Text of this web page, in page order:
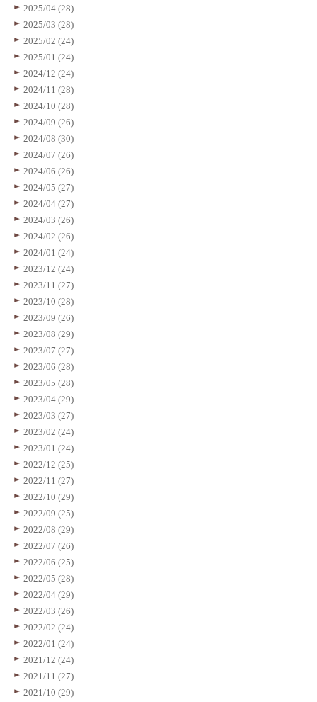
2025/04 (28)
2025/03 (28)
2025/02 (24)
2025/01 (24)
2024/12 (24)
2024/11 (28)
2024/10 (28)
2024/09 (26)
2024/08 (30)
2024/07 (26)
2024/06 (26)
2024/05 (27)
2024/04 (27)
2024/03 (26)
2024/02 (26)
2024/01 (24)
2023/12 (24)
2023/11 (27)
2023/10 (28)
2023/09 (26)
2023/08 (29)
2023/07 (27)
2023/06 (28)
2023/05 (28)
2023/04 (29)
2023/03 (27)
2023/02 (24)
2023/01 (24)
2022/12 (25)
2022/11 (27)
2022/10 (29)
2022/09 (25)
2022/08 (29)
2022/07 (26)
2022/06 (25)
2022/05 (28)
2022/04 (29)
2022/03 (26)
2022/02 (24)
2022/01 (24)
2021/12 (24)
2021/11 (27)
2021/10 (29)